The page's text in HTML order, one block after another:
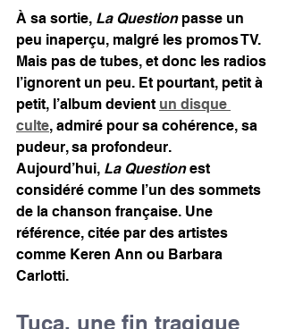
À sa sortie, La Question passe un
peu inaperçu, malgré les promos TV.
Mais pas de tubes, et donc les radios
l’ignorent un peu. Et pourtant, petit à
petit, l’album devient un disque
culte, admiré pour sa cohérence, sa
pudeur, sa profondeur.
Aujourd’hui, La Question est
considéré comme l’un des sommets
de la chanson française. Une
référence, citée par des artistes
comme Keren Ann ou Barbara
Carlotti.
Tuca, une fin tragique